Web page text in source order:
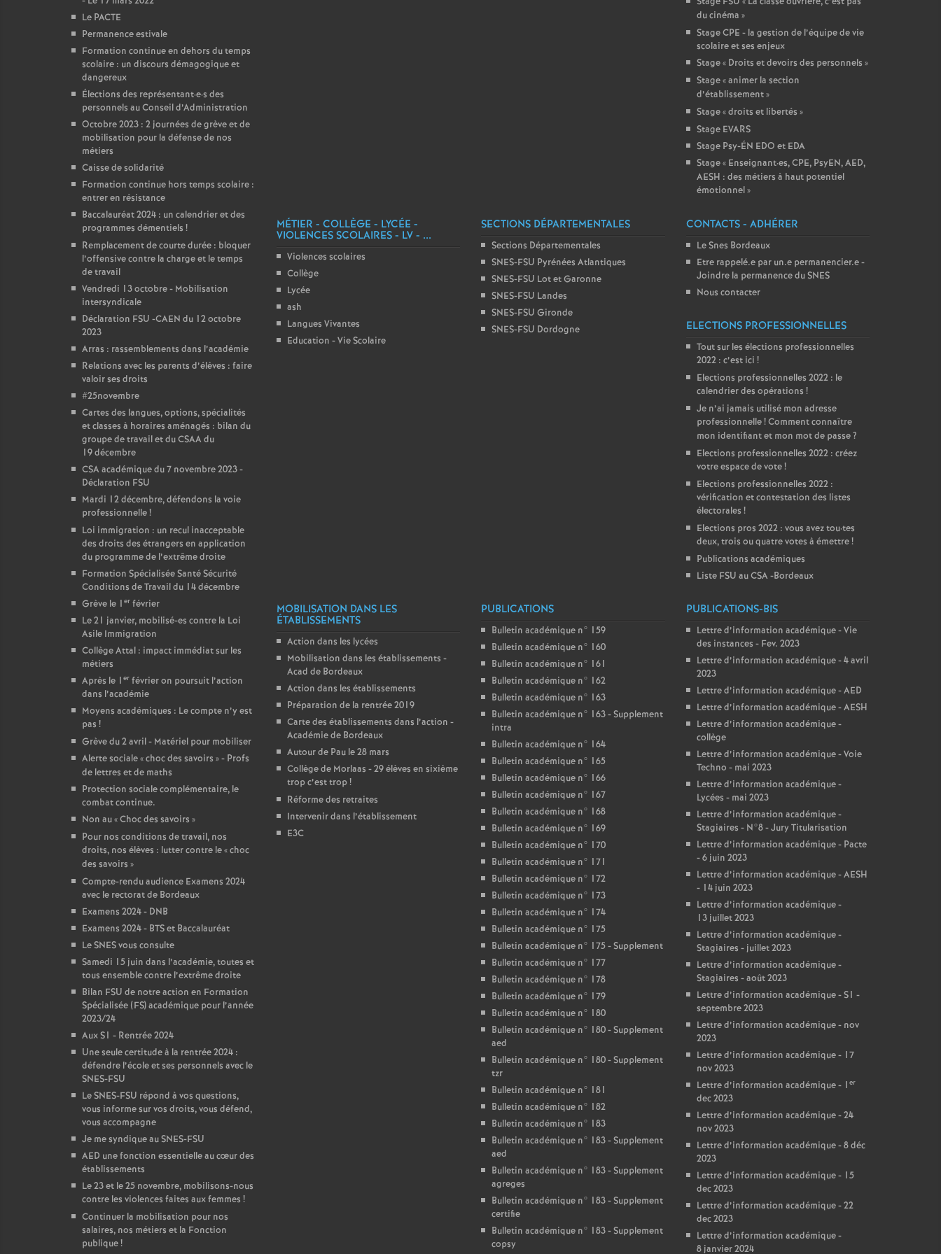
d
e
r
é
s
T
o
u
r
s
Le PACTE
Permanence estivale
Formation continue en dehors du temps
scolaire : un discours démagogique et
dangereux
Élections des représentant·e·s des
personnels au Conseil d’Administration
Octobre 2023 : 2 journées de grève et de
mobilisation pour la défense de nos
métiers
Caisse de solidarité
Formation continue hors temps scolaire :
entrer en résistance
Baccalauréat 2024 : un calendrier et des
programmes démentiels !
Remplacement de courte durée : bloquer
l’offensive contre la charge et le temps
de travail
Vendredi 13 octobre - Mobilisation
intersyndicale
Déclaration FSU -CAEN du 12 octobre
2023
Arras : rassemblements dans l’académie
Relations avec les parents d’élèves : faire
valoir ses droits
#25novembre
Cartes des langues, options, spécialités
et classes à horaires aménagés : bilan du
groupe de travail et du CSAA du
19 décembre
CSA académique du 7 novembre 2023 -
Déclaration FSU
Mardi 12 décembre, défendons la voie
professionnelle!
Loi immigration : un recul inacceptable
des droits des étrangers en application
du programme de l’extrême droite
Formation Spécialisée Santé Sécurité
Conditions de Travail du 14 décembre
Grève le 1 er février
Le 21 janvier, mobilisé-es contre la Loi
Asile Immigration
Collège Attal : impact immédiat sur les
métiers
Après le 1 er février on poursuit l’action
dans l’académie
Moyens académiques : Le compte n’y est
pas !
Grève du 2 avril - Matériel pour mobiliser
Alerte sociale «choc des savoirs » - Profs
de lettres et de maths
Protection sociale complémentaire, le
combat continue.
Non au «Choc des savoirs »
Pour nos conditions de travail, nos
droits, nos élèves : lutter contre le «choc
des savoirs »
Compte-rendu audience Examens 2024
avec le rectorat de Bordeaux
Examens 2024 - DNB
Examens 2024 - BTS et Baccalauréat
Le SNES vous consulte
Samedi 15 juin dans l’académie, toutes et
tous ensemble contre l’extrême droite
Bilan FSU de notre action en Formation
Spécialisée (FS) académique pour l’année
2023/24
Aux S1 - Rentrée 2024
Une seule certitude à la rentrée 2024 :
défendre l’école et ses personnels avec le
SNES-FSU
Le SNES-FSU répond à vos questions,
vous informe sur vos droits, vous défend,
vous accompagne
Je me syndique au SNES-FSU
AED une fonction essentielle au cœur des
établissements
Le 23 et le 25 novembre, mobilisons-nous
contre les violences faites aux femmes !
Continuer la mobilisation pour nos
salaires, nos métiers et la Fonction
publique!
du cinéma »
Stage CPE - la gestion de l’équipe de vie
scolaire et ses enjeux
Stage « Droits et devoirs des personnels »
Stage «animer la section
d’établissement»
Stage «droits et libertés »
Stage EVARS
Stage Psy-ÉN EDO et EDA
Stage « Enseignant·es, CPE, PsyEN, AED,
AESH : des métiers à haut potentiel
émotionnel»
MÉTIER - COLLÈGE - LYCÉE -
VIOLENCES SCOLAIRES - LV - ...
Violences scolaires
Collège
Lycée
ash
Langues Vivantes
Education - Vie Scolaire
SECTIONS DÉPARTEMENTALES
Sections Départementales
SNES-FSU Pyrénées Atlantiques
SNES-FSU Lot et Garonne
SNES-FSU Landes
SNES-FSU Gironde
SNES-FSU Dordogne
CONTACTS - ADHÉRER
Le Snes Bordeaux
Etre rappelé.e par un.e permanencier.e -
Joindre la permanence du SNES
Nous contacter
ELECTIONS PROFESSIONNELLES
Tout sur les élections professionnelles
2022 : c’est ici !
Elections professionnelles 2022 : le
calendrier des opérations !
Je n’ai jamais utilisé mon adresse
professionnelle! Comment connaître
mon identifiant et mon mot de passe?
Elections professionnelles 2022 : créez
votre espace de vote!
Elections professionnelles 2022 :
vérification et contestation des listes
électorales !
Elections pros 2022 : vous avez tou·tes
deux, trois ou quatre votes à émettre!
Publications académiques
Liste FSU au CSA -Bordeaux
MOBILISATION DANS LES
ÉTABLISSEMENTS
Action dans les lycées
Mobilisation dans les établissements -
Acad de Bordeaux
Action dans les établissements
Préparation de la rentrée 2019
Carte des établissements dans l’action -
Académie de Bordeaux
Autour de Pau le 28 mars
Collège de Morlaas - 29 élèves en sixième
trop c’est trop!
Réforme des retraites
Intervenir dans l’établissement
E3C
PUBLICATIONS
Bulletin académique n° 159
Bulletin académique n° 160
Bulletin académique n° 161
Bulletin académique n° 162
Bulletin académique n° 163
Bulletin académique n° 163 - Supplement
intra
Bulletin académique n° 164
Bulletin académique n° 165
Bulletin académique n° 166
Bulletin académique n° 167
Bulletin académique n° 168
Bulletin académique n° 169
Bulletin académique n° 170
Bulletin académique n° 171
Bulletin académique n° 172
Bulletin académique n° 173
Bulletin académique n° 174
Bulletin académique n° 175
Bulletin académique n° 175 - Supplement
Bulletin académique n° 177
Bulletin académique n° 178
Bulletin académique n° 179
Bulletin académique n° 180
Bulletin académique n° 180 - Supplement
aed
Bulletin académique n° 180 - Supplement
tzr
Bulletin académique n° 181
Bulletin académique n° 182
Bulletin académique n° 183
Bulletin académique n° 183 - Supplement
aed
Bulletin académique n° 183 - Supplement
agreges
Bulletin académique n° 183 - Supplement
certifie
Bulletin académique n° 183 - Supplement
copsy
PUBLICATIONS-BIS
Lettre d’information académique - Vie
des instances - Fev. 2023
Lettre d’information académique - 4 avril
2023
Lettre d’information académique - AED
Lettre d’information académique - AESH
Lettre d’information académique -
collège
Lettre d’information académique - Voie
Techno - mai 2023
Lettre d’information académique -
Lycées - mai 2023
Lettre d’information académique -
Stagiaires - N°8 - Jury Titularisation
Lettre d’information académique - Pacte
- 6 juin 2023
Lettre d’information académique - AESH
- 14 juin 2023
Lettre d’information académique -
13 juillet 2023
Lettre d’information académique -
Stagiaires - juillet 2023
Lettre d’information académique -
Stagiaires - août 2023
Lettre d’information académique - S1 -
septembre 2023
Lettre d’information académique - nov
2023
Lettre d’information académique - 17
nov 2023
Lettre d’information académique - 1 er
dec 2023
Lettre d’information académique - 24
nov 2023
Lettre d’information académique - 8 déc
2023
Lettre d’information académique - 15
dec 2023
Lettre d’information académique - 22
dec 2023
Lettre d’information académique -
8 janvier 2024